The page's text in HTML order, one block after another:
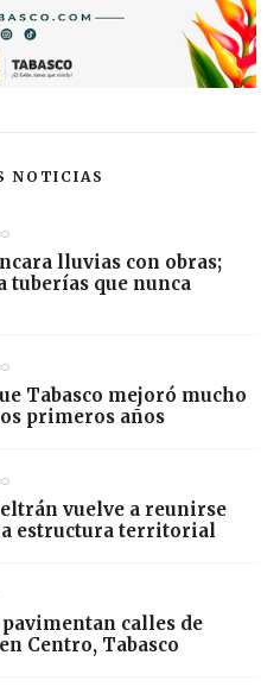
NOTICIAS
lluvias con obras;
tuberías que nunca
Tabasco mejoró mucho
primeros años
vuelve a reunirse
estructura territorial
pavimentan calles de
Centro, Tabasco